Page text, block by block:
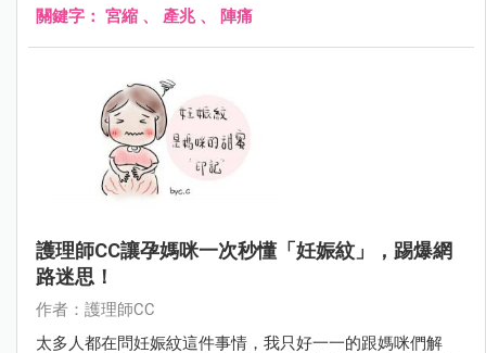
孕媽咪秒懂真假宮縮得分辨及判斷，讓媽咪即時正確判斷真
關鍵字： 宮縮 、 產兆、 陣痛
護理師CC讓孕媽咪一次秒懂「妊娠紋」，踢爆網
路迷思！
作者：護理師CC
太多人都在問妊娠紋這件事情，我只好一一的跟媽咪們解